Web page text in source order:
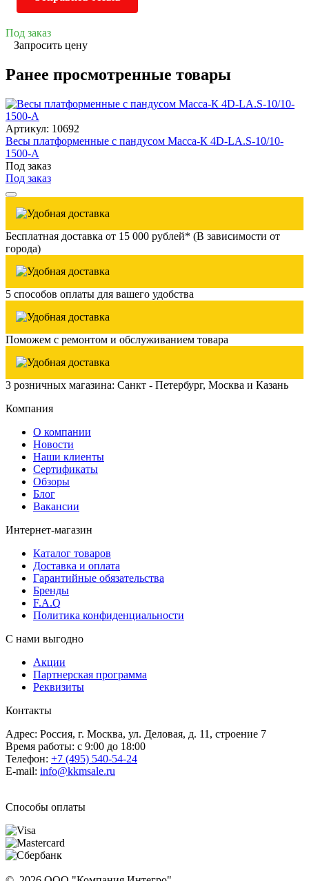
Под заказ
Запросить цену
Ранее просмотренные товары
Артикул: 10692
Весы платформенные с пандусом Масса-К 4D-LA.S-10/10-
1500-A
Под заказ
Под заказ
Бесплатная доставка от 15 000 рублей* (В зависимости от
города)
5 способов оплаты для вашего удобства
Поможем с ремонтом и обслуживанием товара
3 розничных магазина: Санкт - Петербург, Москва и Казань
Компания
О компании
Новости
Наши клиенты
Сертификаты
Обзоры
Блог
Вакансии
Интернет-магазин
Каталог товаров
Доставка и оплата
Гарантийные обязательства
Бренды
F.A.Q
Политика конфиденциальности
С нами выгодно
Акции
Партнерская программа
Реквизиты
Контакты
Адрес: Россия, г. Москва, ул. Деловая, д. 11, строение 7
Время работы: с 9:00 до 18:00
Телефон: +7 (495) 540-54-24
E-mail: info@kkmsale.ru
Способы оплаты